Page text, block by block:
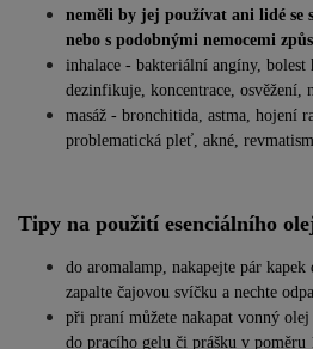
neměli by jej používat ani lidé se
nebo s podobnými nemocemi
inhalace - bakteriální angíny, bolest
dezinfikuje, koncentrace, osvěžení,
masáž - bronchitida, astma, hojení
problematická pleť, akné,
Tipy na použití esenciálního
do aromalamp, nakapejte pár kapek
zapalte čajovou svíčku a nechte
při praní můžete nakapat vonný
do pracího gelu či prášku v poměru